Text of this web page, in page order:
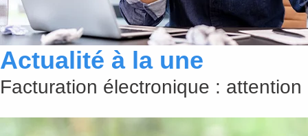
Actualité à la une
Facturation électronique :